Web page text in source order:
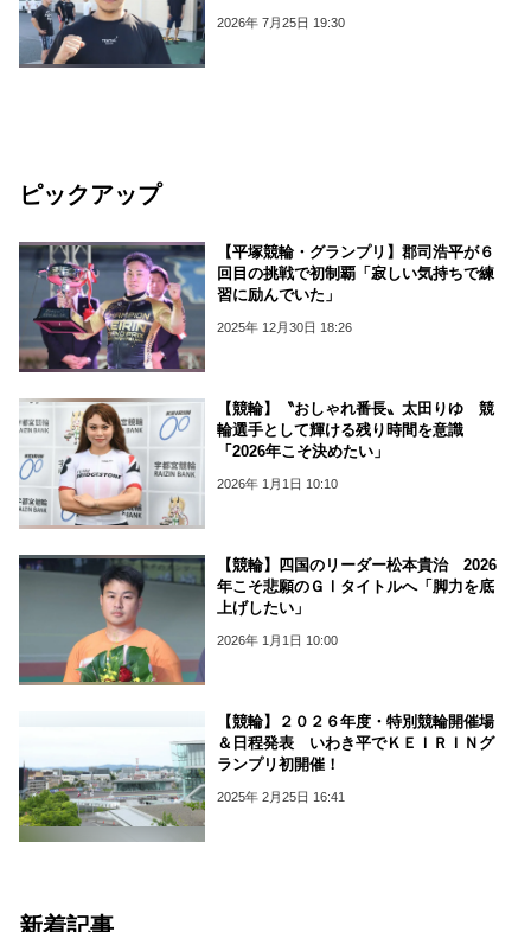
2026年 7月25日 19:30
ピックアップ
【平塚競輪・グランプリ】郡司浩平が６
回目の挑戦で初制覇「寂しい気持ちで練
習に励んでいた」
2025年 12月30日 18:26
【競輪】〝おしゃれ番長〟太田りゆ 競
輪選手として輝ける残り時間を意識
「2026年こそ決めたい」
2026年 1月1日 10:10
【競輪】四国のリーダー松本貴治 2026
年こそ悲願のＧⅠタイトルへ「脚力を底
上げしたい」
2026年 1月1日 10:00
【競輪】２０２６年度・特別競輪開催場
＆日程発表 いわき平でＫＥＩＲＩＮグ
ランプリ初開催！
2025年 2月25日 16:41
新着記事